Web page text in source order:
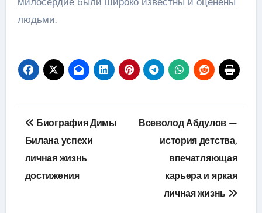
людьми.
Навигация
по
записям
Биография Димы
Билана успехи
личная жизнь
достижения
Всеволод Абдулов —
история детства,
впечатляющая
карьера и яркая
личная жизнь